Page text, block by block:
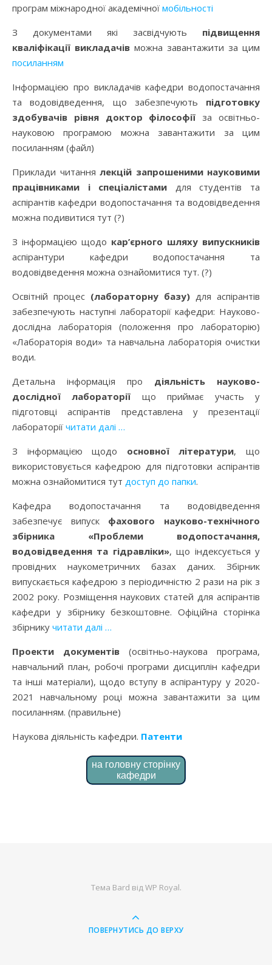
програм міжнародної академічної мобільності
З документами які засвідчують підвищення
кваліфікації викладачів можна завантажити за цим
посиланням
Інформацією про викладачів кафедри водопостачання
та водовідведення, що забезпечують підготовку
здобувачів рівня доктор філософії за освітньо-
науковою програмою можна завантажити за цим
посиланням (файл)
Приклади читання лекцій запрошеними науковими
працівниками і спеціалістами для студентів та
аспірантів кафедри водопостачання та водовідведення
можна подивитися тут (?)
З інформацією щодо кар’єрного шляху випускників
аспірантури кафедри водопостачання та
водовідведення можна ознайомитися тут. (?)
Освітній процес (лабораторну базу) для аспірантів
забезпечують наступні лабораторії кафедри: Науково-
дослідна лабораторія (положення про лабораторію)
«Лабораторія води» та навчальна лабораторія очистки
води.
Детальна інформація про діяльність науково-
дослідної лабораторії що приймає участь у
підготовці аспірантів представлена у презентації
лабораторії читати далі …
З інформацією щодо основної літератури, що
використовується кафедрою для підготовки аспірантів
можна ознайомитися тут доступ до папки.
Кафедра водопостачання та водовідведення
забезпечує випуск фахового науково-технічного
збірника «Проблеми водопостачання,
водовідведення та гідравліки», що індексується у
провідних наукометричних базах даних. Збірник
випускається кафедрою з періодичністю 2 рази на рік з
2002 року. Розміщення наукових статей для аспірантів
кафедри у збірнику безкоштовне. Офіційна сторінка
збірнику читати далі …
Проекти документів (освітньо-наукова програма,
навчальний план, робочі програми дисциплін кафедри
та інші матеріали), щодо вступу в аспірантуру у 2020-
2021 навчальному році можна завантажити за цим
посиланням. (правильне)
Наукова діяльність кафедри. Патенти
на головну сторінку
кафедри
Тема Bard відWP Royal.
ПОВЕРНУТИСЬ ДО ВЕРХУ